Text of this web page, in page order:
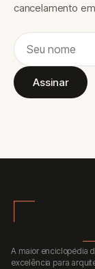
cancelamento
Assinar
A maior enciclopédia
excelência para